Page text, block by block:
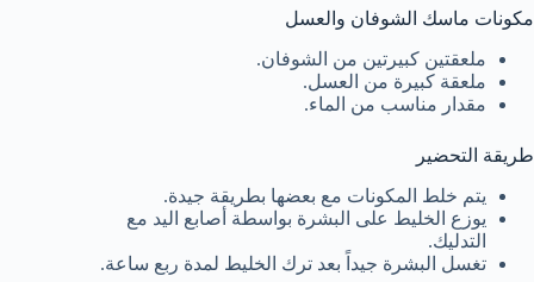
مكونات ماسك الشوفان والعسل
ملعقتين كبيرتين من الشوفان.
ملعقة كبيرة من العسل.
مقدار مناسب من الماء.
طريقة التحضير
يتم خلط المكونات مع بعضها بطريقة جيدة.
يوزع الخليط على البشرة بواسطة أصابع اليد مع
التدليك.
تغسل البشرة جيداً بعد ترك الخليط لمدة ربع ساعة.